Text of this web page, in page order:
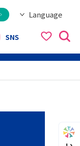
Language
ქართული
SNS